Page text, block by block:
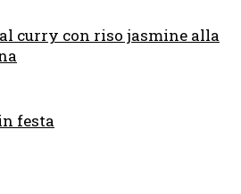
curry con riso jasmine alla
festa